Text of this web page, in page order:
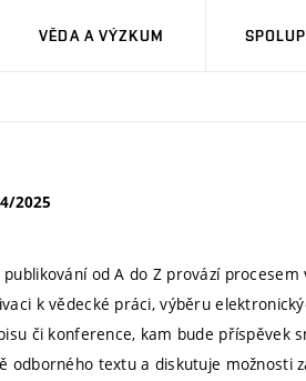
VĚDA A VÝZKUM
2025
od A do Z provází
k vědecké práci, výběru
či konference, kam bude příspěvek
odborného textu a diskutuje možnosti